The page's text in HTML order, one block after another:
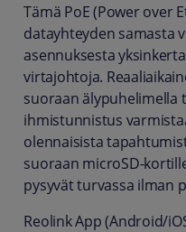
Tämä PoE (Power over
datayhteyden samasta
asennuksesta
virtajohtoja.
suoraan älypuhelimella
ihmistunnistus
olennaisista
suoraan microSD-
pysyvät turvassa ilman
Reolink App (Android/